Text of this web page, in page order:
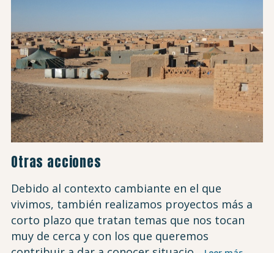
Otras acciones
Debido al contexto cambiante en el que
vivimos, también realizamos proyectos más a
corto plazo que tratan temas que nos tocan
muy de cerca y con los que queremos